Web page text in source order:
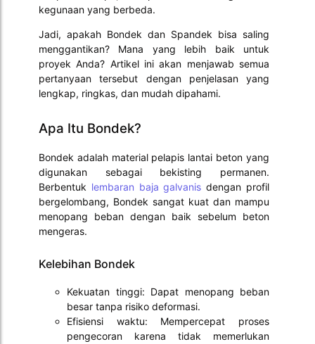
kegunaan yang berbeda.
Jadi, apakah Bondek dan Spandek bisa saling
menggantikan? Mana yang lebih baik untuk
proyek Anda? Artikel ini akan menjawab semua
pertanyaan tersebut dengan penjelasan yang
lengkap, ringkas, dan mudah dipahami.
Apa Itu Bondek?
Bondek adalah material pelapis lantai beton yang
digunakan sebagai bekisting permanen.
Berbentuk lembaran baja galvanis dengan profil
bergelombang, Bondek sangat kuat dan mampu
menopang beban dengan baik sebelum beton
mengeras.
Kelebihan Bondek
Kekuatan tinggi: Dapat menopang beban
besar tanpa risiko deformasi.
Efisiensi waktu: Mempercepat proses
pengecoran karena tidak memerlukan